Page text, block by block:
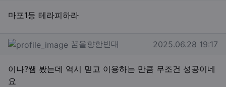
마포1등 테라피하라
꿈을향한빈대님의 댓글
꿈을향한빈대 작성일
2025.06.28 19:17
이나?쌤 봤는데 역시 믿고 이용하는 만큼 무조건 성공이네
요